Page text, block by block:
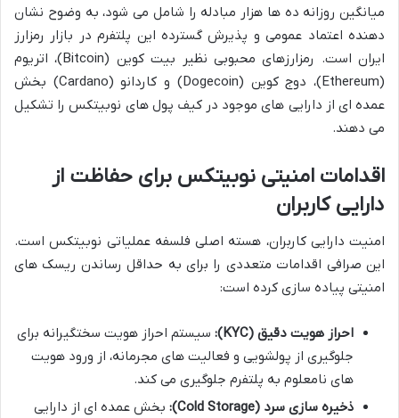
میانگین روزانه ده ها هزار مبادله را شامل می شود، به وضوح نشان
دهنده اعتماد عمومی و پذیرش گسترده این پلتفرم در بازار رمزارز
ایران است. رمزارزهای محبوبی نظیر بیت کوین (Bitcoin)، اتریوم
(Ethereum)، دوج کوین (Dogecoin) و کاردانو (Cardano) بخش
عمده ای از دارایی های موجود در کیف پول های نوبیتکس را تشکیل
می دهند.
اقدامات امنیتی نوبیتکس برای حفاظت از
دارایی کاربران
امنیت دارایی کاربران، هسته اصلی فلسفه عملیاتی نوبیتکس است.
این صرافی اقدامات متعددی را برای به حداقل رساندن ریسک های
امنیتی پیاده سازی کرده است:
احراز هویت دقیق (KYC):
سیستم احراز هویت سختگیرانه برای
جلوگیری از پولشویی و فعالیت های مجرمانه، از ورود هویت
های نامعلوم به پلتفرم جلوگیری می کند.
ذخیره سازی سرد (Cold Storage):
بخش عمده ای از دارایی